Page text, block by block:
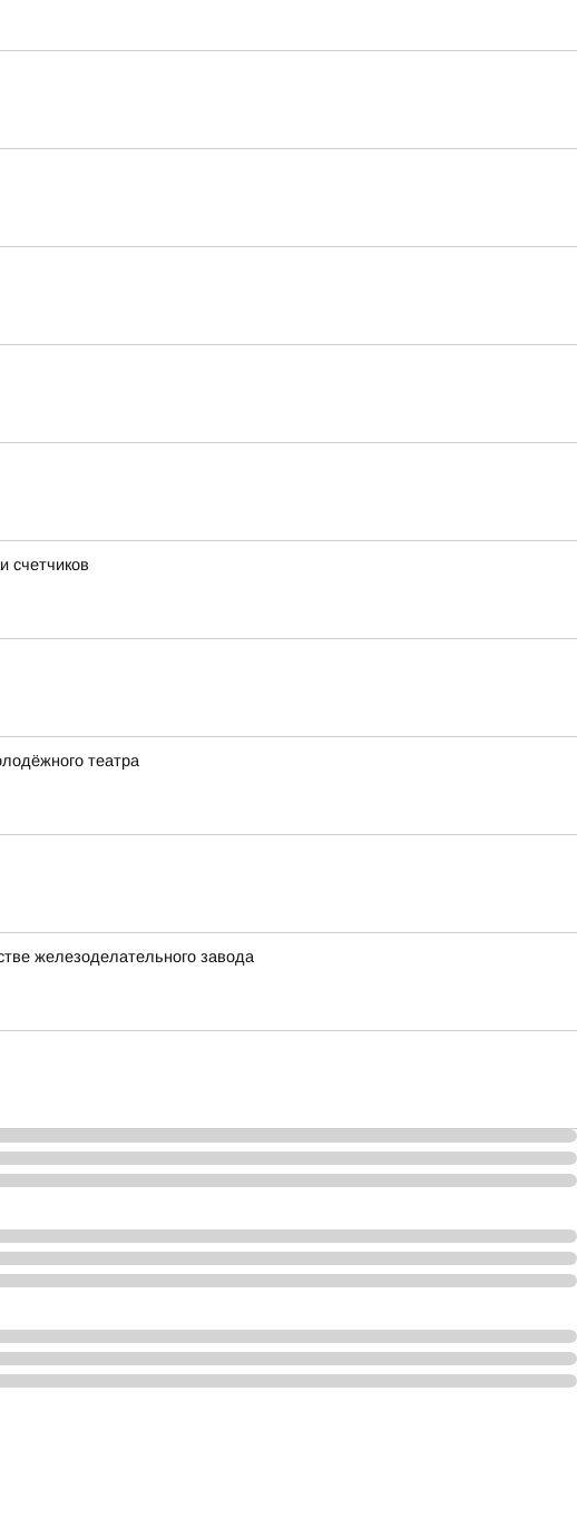
счетчиков
театра
железоделательного завода